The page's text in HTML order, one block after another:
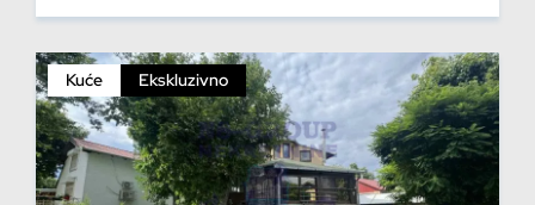
Kuće Ekskluzivno